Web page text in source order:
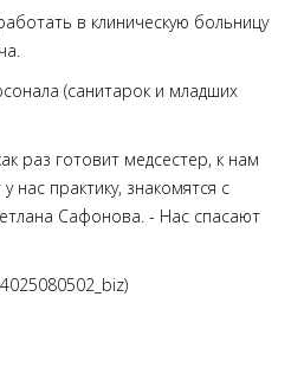
в клиническую больницу
(санитарок и младших
раз готовит медсестер, к нам
нас практику, знакомятся с
Сафонова. - Нас спасают